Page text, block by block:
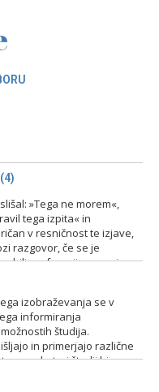
»Tega ne morem«,
tega izpita« in
v resničnost te izjave,
razgovor, če se je
bili profesorji pozorni
izobraževanja se v
informiranja
študija.
in primerjajo različne
na kateri študij bi se